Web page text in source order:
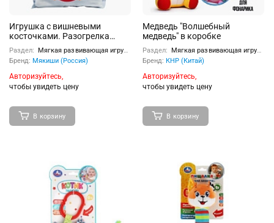
Игрушка с вишневыми
косточками. Разогрелка
"Матрёшка"
Раздел:
Мягкая развивающая игрушка
Бренд: Мякиши (Россия)
Авторизуйтесь,
чтобы увидеть цену
В корзину
Медведь "Волшебный
медведь" в коробке
Раздел:
Мягкая развивающая игрушка
Бренд: КНР (Китай)
Авторизуйтесь,
чтобы увидеть цену
В корзину